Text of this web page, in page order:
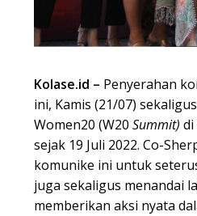
Kolase.id – Penyerahan
ini, Kamis (21/07)
Women20 (W20 Summit) di
sejak 19 Juli 2022. Co-
komunike ini untuk
juga sekaligus menandai
memberikan aksi nyata